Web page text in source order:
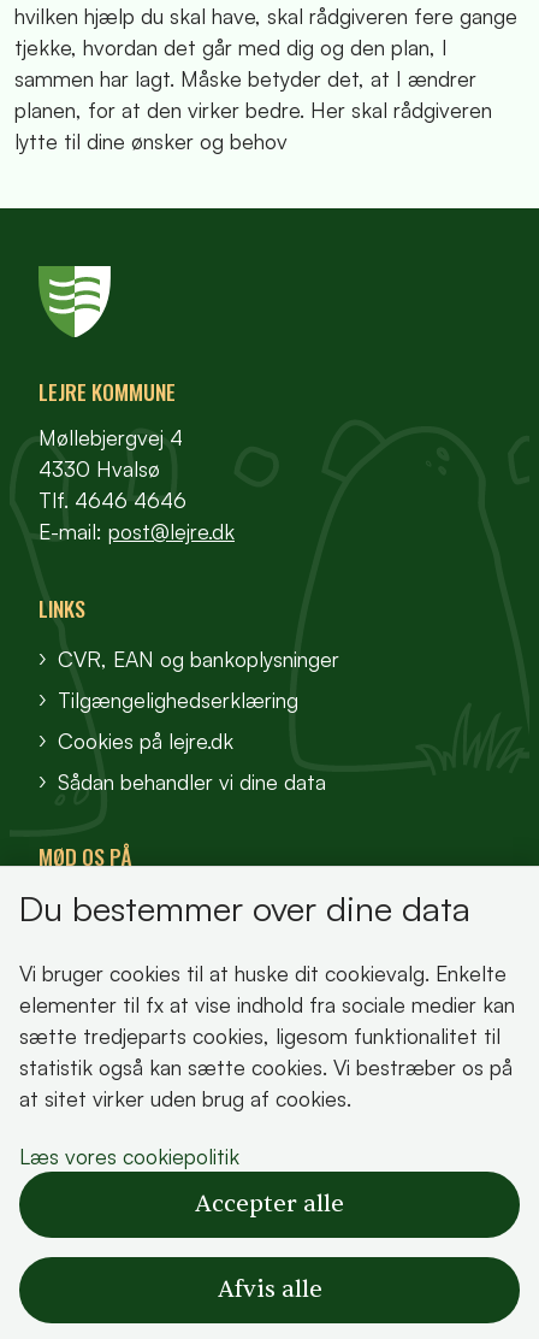
hvilken hjælp du skal have, skal rådgiveren fere gange
tjekke, hvordan det går med dig og den plan, I
sammen har lagt. Måske betyder det, at I ændrer
planen, for at den virker bedre. Her skal rådgiveren
lytte til dine ønsker og behov
LEJRE KOMMUNE
Møllebjergvej 4
4330 Hvalsø
Tlf. 4646 4646
E-mail: post@lejre.dk
LINKS
CVR, EAN og bankoplysninger
Tilgængelighedserklæring
Cookies på lejre.dk
Sådan behandler vi dine data
MØD OS PÅ
VisitFjordlandet
Oplev Lejre
Dette indhold kræver cookies for at blive vist
Læs vores cookiepolitik
Du bestemmer over dine data
Vi bruger cookies til at huske dit cookievalg. Enkelte
elementer til fx at vise indhold fra sociale medier kan
sætte tredjeparts cookies, ligesom funktionalitet til
statistik også kan sætte cookies. Vi bestræber os på
at sitet virker uden brug af cookies.
Læs vores cookiepolitik
Accepter alle
Afvis alle